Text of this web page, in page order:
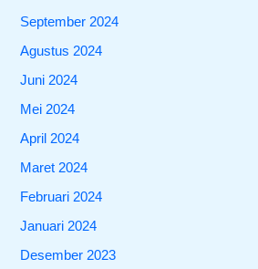
September 2024
Agustus 2024
Juni 2024
Mei 2024
April 2024
Maret 2024
Februari 2024
Januari 2024
Desember 2023